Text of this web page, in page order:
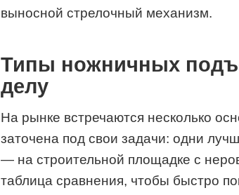
выносной стрелочный механизм.
Типы ножничных
делу
На рынке встречаются несколько
заточена под свои задачи: одни
— на строительной площадке с
таблица сравнения, чтобы быстро